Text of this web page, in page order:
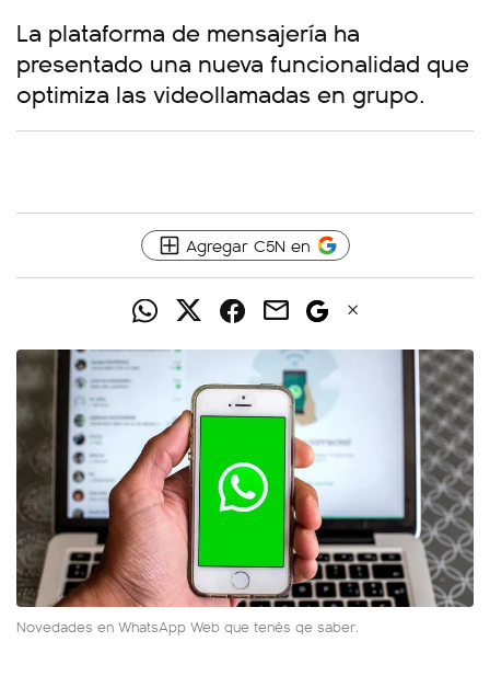
La plataforma de mensajería ha
presentado una nueva funcionalidad que
optimiza las videollamadas en grupo.
Agregar C5N en
Novedades en WhatsApp Web que tenés qe saber.